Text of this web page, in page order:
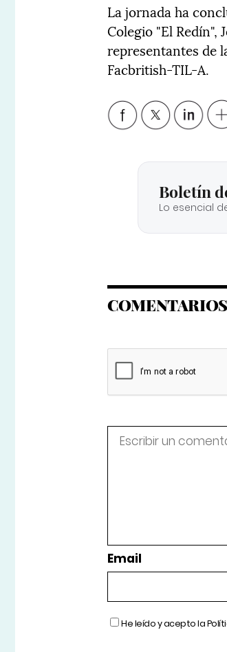
La jornada ha
Colegio "El Redín",
representantes de
Facbritish-TIL-A.
Boletín
Lo esencial
COMENTARIOS
Email
He leído y acepto la